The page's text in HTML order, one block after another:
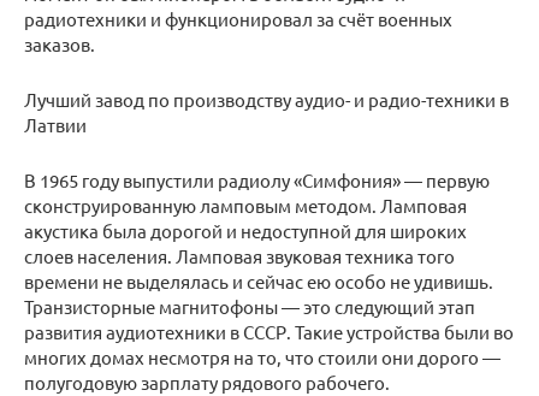
радиотехники и функционировал за счёт военных
заказов.
Лучший завод по производству аудио- и радио-техники в
Латвии
В 1965 году выпустили радиолу «Симфония» — первую
сконструированную ламповым методом. Ламповая
акустика была дорогой и недоступной для широких
слоев населения. Ламповая звуковая техника того
времени не выделялась и сейчас ею особо не удивишь.
Транзисторные магнитофоны — это следующий этап
развития аудиотехники в СССР. Такие устройства были во
многих домах несмотря на то, что стоили они дорого —
полугодовую зарплату рядового рабочего.